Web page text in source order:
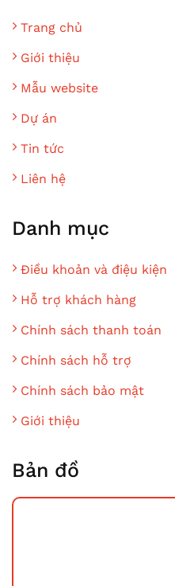
Trang chủ
Giới thiệu
Mẫu website
Dự án
Tin tức
Liên hệ
Danh mục
Điều khoản và điệu kiện
Hỗ trợ khách hàng
Chính sách thanh toán
Chính sách hỗ trợ
Chính sách bảo mật
Giới thiệu
Bản đồ